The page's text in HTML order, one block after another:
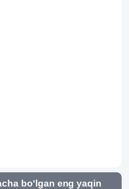
bo'lgan eng yaqin